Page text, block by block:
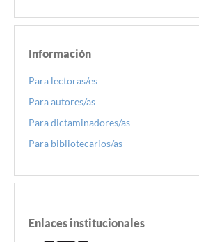
Información
Para lectoras/es
Para autores/as
Para dictaminadores/as
Para bibliotecarios/as
Enlaces institucionales